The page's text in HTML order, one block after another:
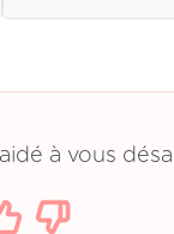
à vous